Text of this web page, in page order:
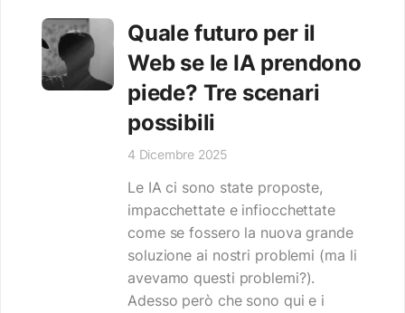
Quale futuro per il
Web se le IA prendono
piede? Tre scenari
possibili
4 Dicembre 2025
Le IA ci sono state proposte,
impacchettate e infiocchettate
come se fossero la nuova grande
soluzione ai nostri problemi (ma li
avevamo questi problemi?).
Adesso però che sono qui e i